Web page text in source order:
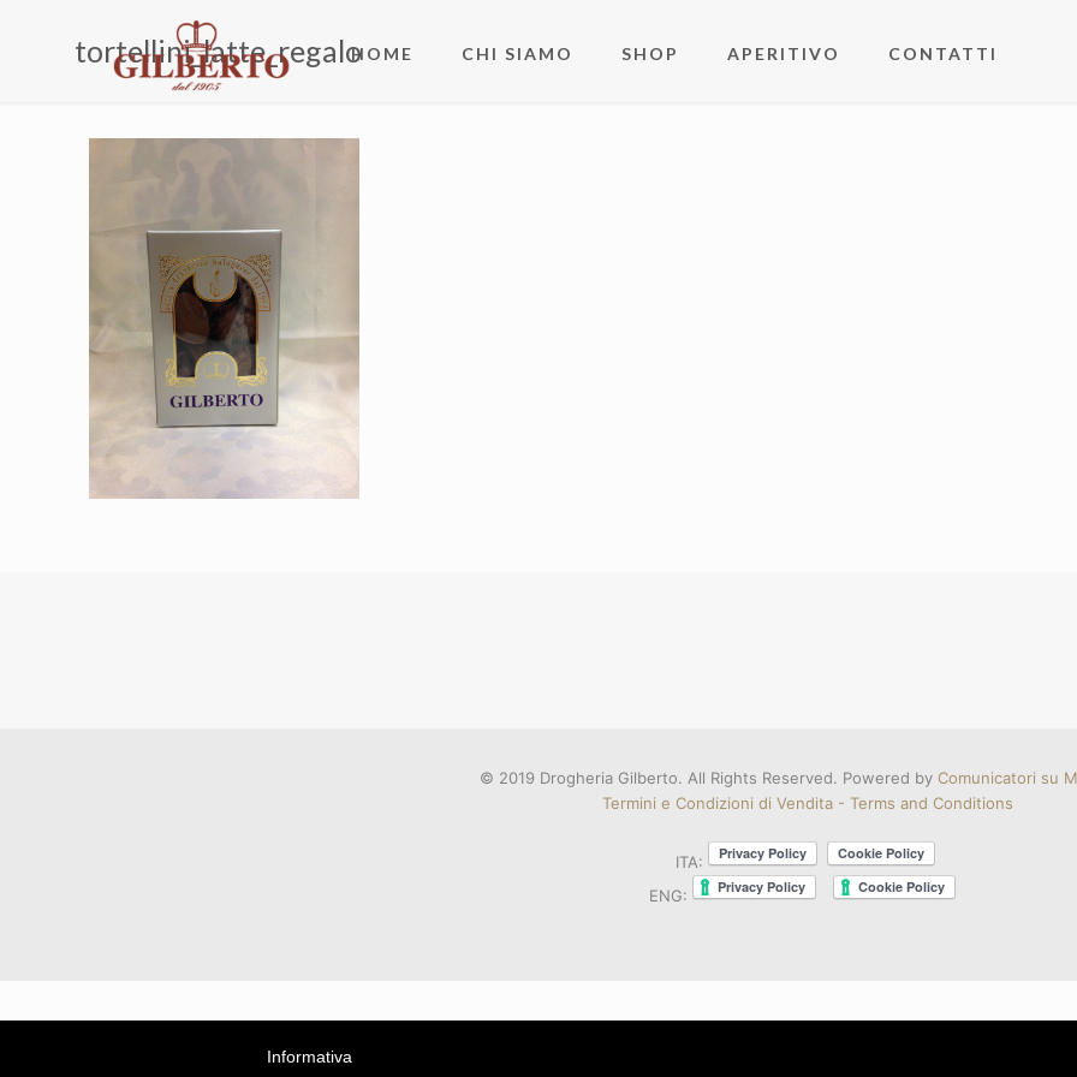
HOME CHI SIAMO SHOP APERITIVO CONTATTI
tortellini_latte_regalo
© 2019 Drogheria Gilberto. All Rights Reserved. Powered by Comunicatori su
Termini e Condizioni di Vendita - Terms and Conditions
ITA:
ENG:
Informativa